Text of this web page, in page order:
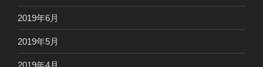
2019年6月
2019年5月
2019年4月